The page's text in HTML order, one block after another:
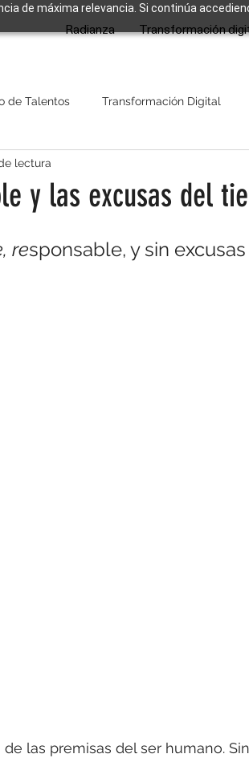
de máxima relevancia. Si continúa
Radianza Transformación
de Talentos Transformación Digital
y las excusas del
lectura
responsable, y sin excusas
las premisas del ser humano.